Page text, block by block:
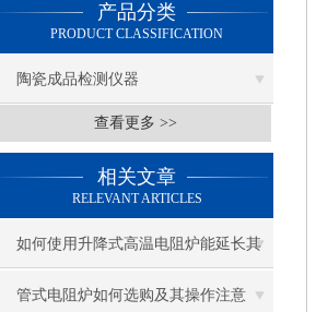
产品分类
PRODUCT CLASSIFICATION
陶瓷成品检测仪器
查看更多 >>
相关文章
RELEVANT ARTICLES
如何使用升降式高温电阻炉能延长其
使用寿命？
管式电阻炉如何选购及其操作注意